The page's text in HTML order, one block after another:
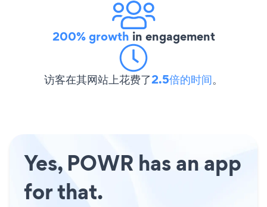
200% growth in engagement
访客在其网站上花费了2.5倍的时间。
Yes, POWR has an app
for that.